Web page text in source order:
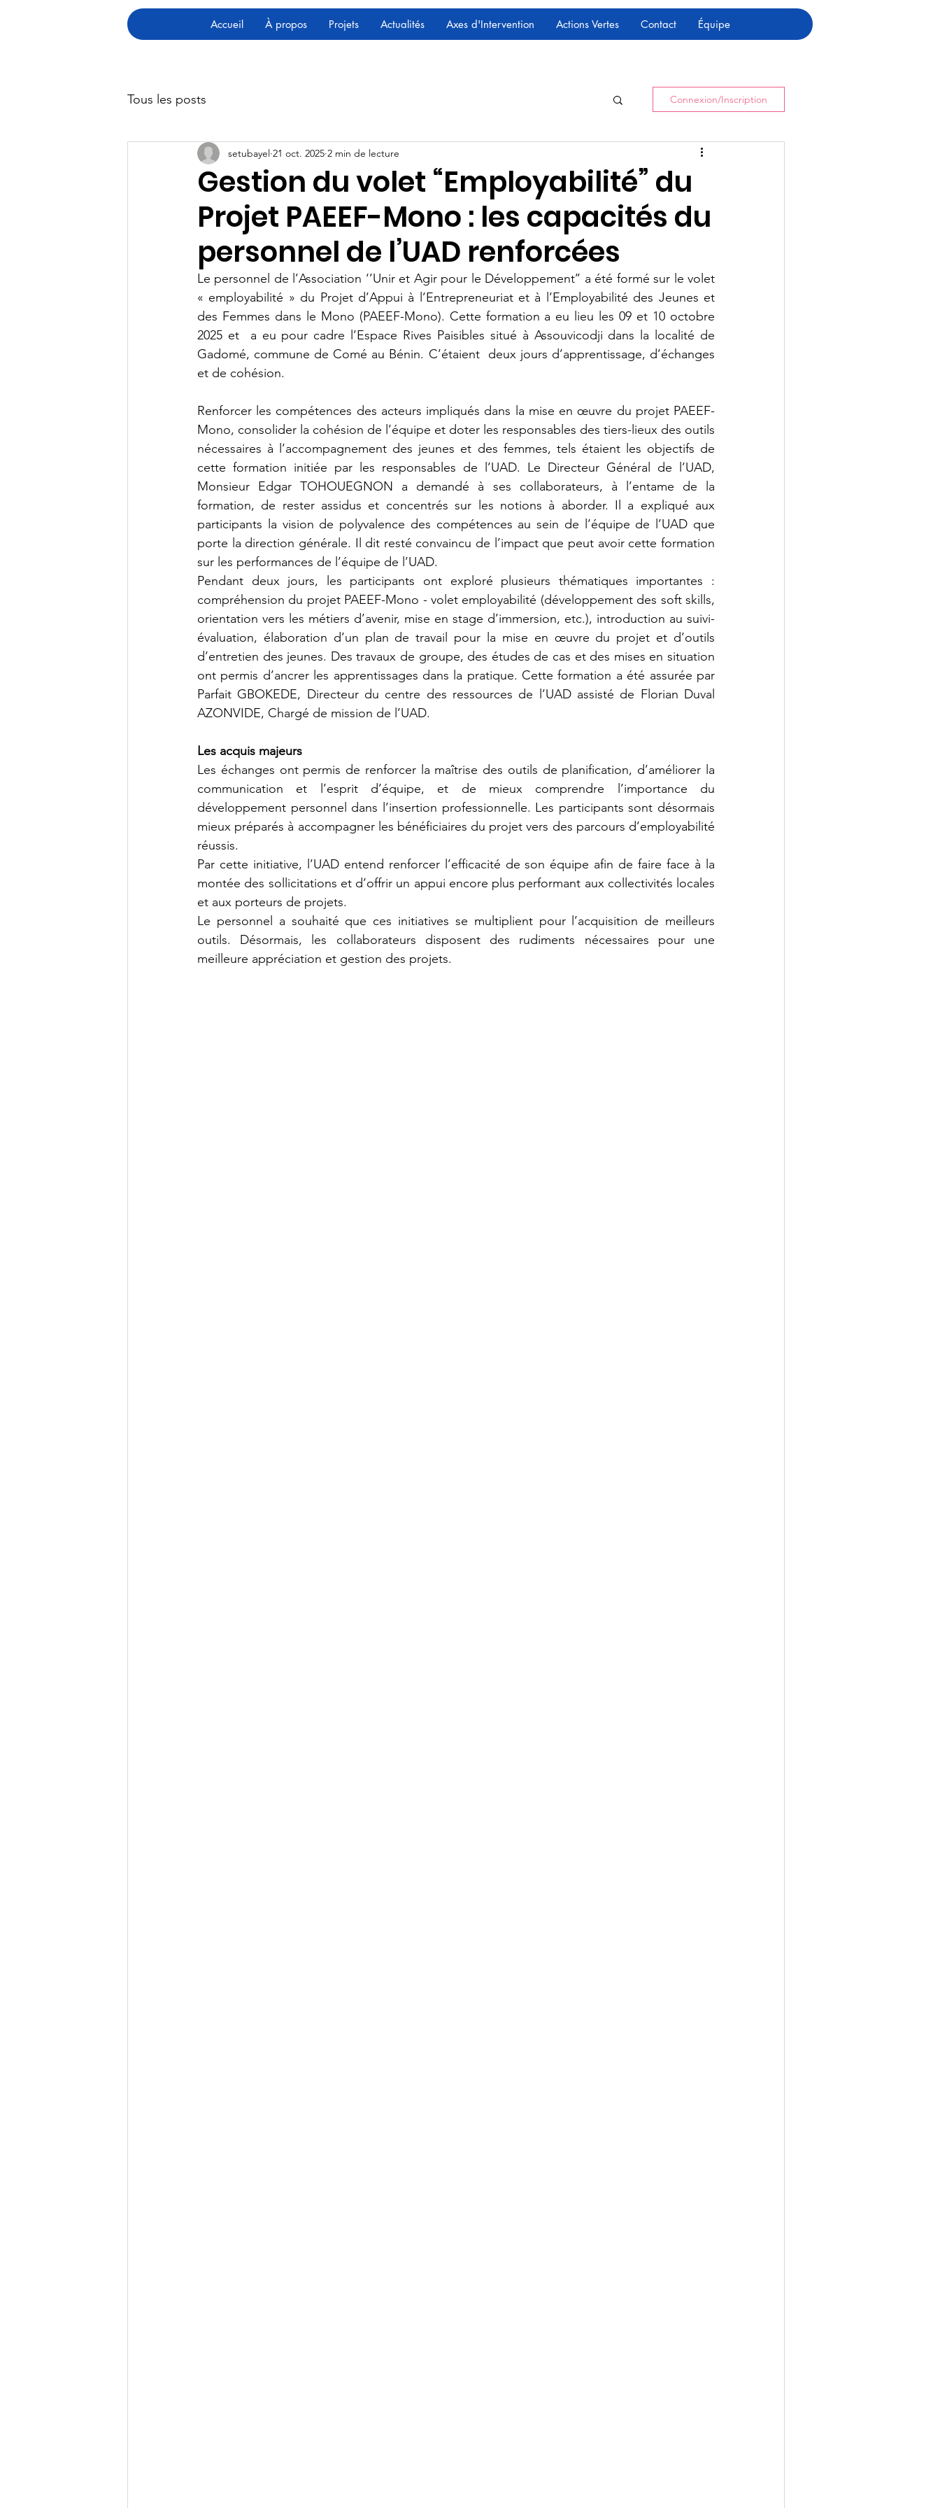
Accueil À propos Projets Actualités Axes d'Intervention Actions Vertes Contact Équipe
Tous les posts Connexion/Inscription
Gestion du volet “Employabilité” du
Projet PAEEF-Mono : les capacités du
personnel de l’UAD renforcées
setubayel 21 oct. 2025 2 min de lecture
Le personnel de l’Association ‘’Unir et Agir pour le Développement’’ a été formé sur le volet
« employabilité » du Projet d’Appui à l’Entrepreneuriat et à l’Employabilité des Jeunes et
des Femmes dans le Mono (PAEEF-Mono). Cette formation a eu lieu les 09 et 10 octobre
2025 et  a eu pour cadre l’Espace Rives Paisibles situé à Assouvicodji dans la localité de
Gadomé, commune de Comé au Bénin. C’étaient  deux jours d’apprentissage, d’échanges
et de cohésion.
Renforcer les compétences des acteurs impliqués dans la mise en œuvre du projet PAEEF-
Mono, consolider la cohésion de l’équipe et doter les responsables des tiers-lieux des outils
nécessaires à l’accompagnement des jeunes et des femmes, tels étaient les objectifs de
cette formation initiée par les responsables de l’UAD. Le Directeur Général de l’UAD,
Monsieur Edgar TOHOUEGNON a demandé à ses collaborateurs, à l’entame de la
formation, de rester assidus et concentrés sur les notions à aborder. Il a expliqué aux
participants la vision de polyvalence des compétences au sein de l’équipe de l’UAD que
porte la direction générale. Il dit resté convaincu de l’impact que peut avoir cette formation
sur les performances de l’équipe de l’UAD.
Pendant deux jours, les participants ont exploré plusieurs thématiques importantes :
compréhension du projet PAEEF-Mono - volet employabilité (développement des soft skills,
orientation vers les métiers d’avenir, mise en stage d’immersion, etc.), introduction au suivi-
évaluation, élaboration d’un plan de travail pour la mise en œuvre du projet et d’outils
d’entretien des jeunes. Des travaux de groupe, des études de cas et des mises en situation
ont permis d’ancrer les apprentissages dans la pratique. Cette formation a été assurée par
Parfait GBOKEDE, Directeur du centre des ressources de l’UAD assisté de Florian Duval
AZONVIDE, Chargé de mission de l’UAD.
Les acquis majeurs
Les échanges ont permis de renforcer la maîtrise des outils de planification, d’améliorer la
communication et l’esprit d’équipe, et de mieux comprendre l’importance du
développement personnel dans l’insertion professionnelle. Les participants sont désormais
mieux préparés à accompagner les bénéficiaires du projet vers des parcours d’employabilité
réussis.
Par cette initiative, l’UAD entend renforcer l’efficacité de son équipe afin de faire face à la
montée des sollicitations et d’offrir un appui encore plus performant aux collectivités locales
et aux porteurs de projets.
Le personnel a souhaité que ces initiatives se multiplient pour l’acquisition de meilleurs
outils. Désormais, les collaborateurs disposent des rudiments nécessaires pour une
meilleure appréciation et gestion des projets.